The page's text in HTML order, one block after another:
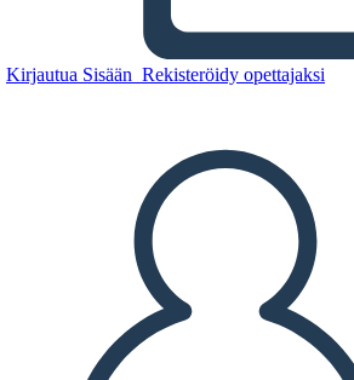
Kirjautua Sisään Rekisteröidy opettajaksi
tämä kuvakäsikirjoitus
KUVAKÄSIKIRJOITUS
TOISTA DIAESITYS
LUE MINULLE